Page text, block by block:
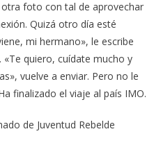
foto con tal de aprovechar
Quizá otro día esté
mi hermano», le escribe
quiero, cuídate mucho y
vuelve a enviar. Pero no le
finalizado el viaje al país IMO.
de Juventud Rebelde